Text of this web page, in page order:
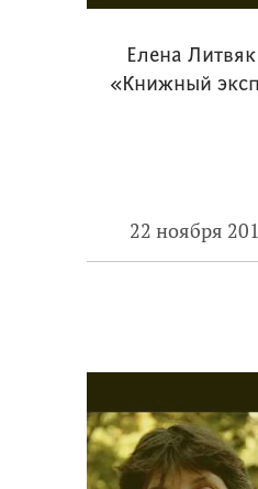
Елена
«Книжный
22 ноября